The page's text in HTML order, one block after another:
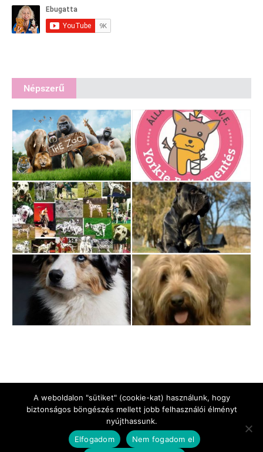
Népszerű
Jogi Nyilatkozat Impresszum
Adatkezelési tájékoztató
A weboldalon "sütiket" (cookie-kat) használunk, hogy
biztonságos böngészés mellett jobb felhasználói élményt
nyújthassunk.
Elfogadom
Nem fogadom el